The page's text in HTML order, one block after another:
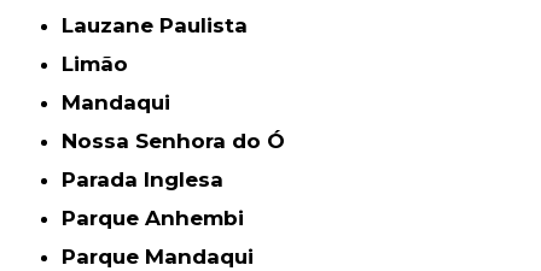
Lauzane Paulista
Limão
Mandaqui
Nossa Senhora do Ó
Parada Inglesa
Parque Anhembi
Parque Mandaqui